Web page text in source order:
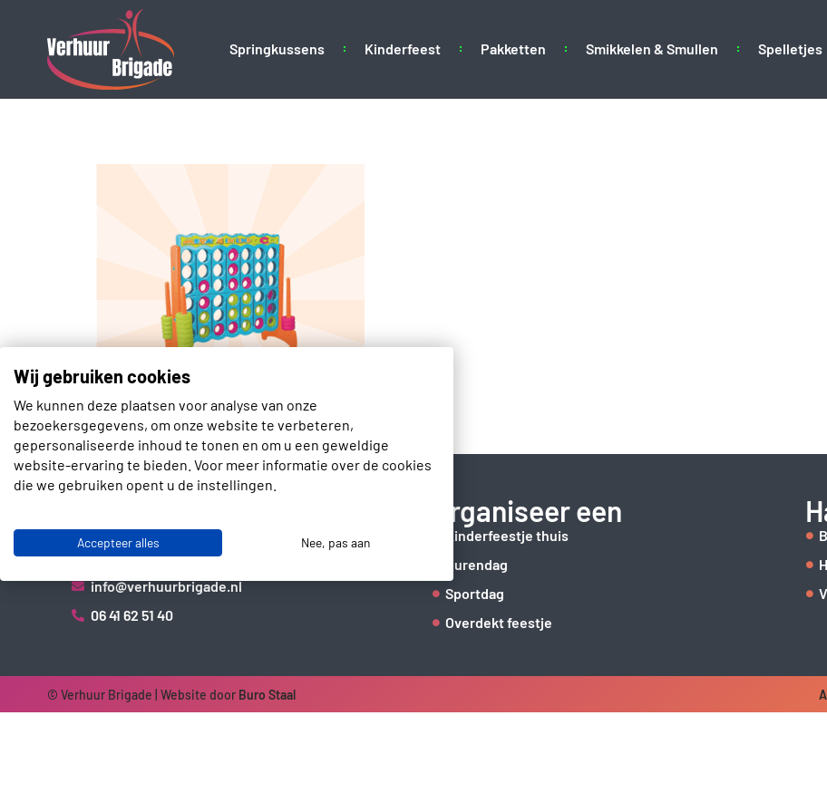
Springkussens Kinderfeest Pakketten Smikkelen & Smullen Spelletjes
Slotenmakerstraat 30
2672 GD Naaldwijk
info@verhuurbrigade.nl
06 41 62 51 40
Organiseer een
Kinderfeestje thuis
Burendag
Sportdag
Overdekt feestje
© Verhuur Brigade | Website door Buro Staal
Wij gebruiken cookies
We kunnen deze plaatsen voor analyse van onze
bezoekersgegevens, om onze website te verbeteren,
gepersonaliseerde inhoud te tonen en om u een geweldige
website-ervaring te bieden. Voor meer informatie over de cookies
die we gebruiken opent u de instellingen.
Accepteer alles Nee, pas aan